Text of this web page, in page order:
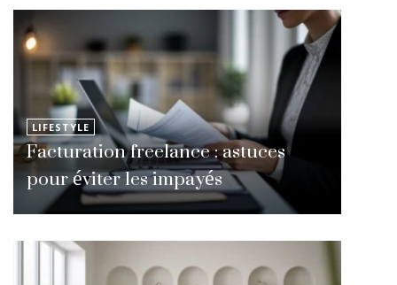
LIFESTYLE
Facturation freelance : astuces
pour éviter les impayés